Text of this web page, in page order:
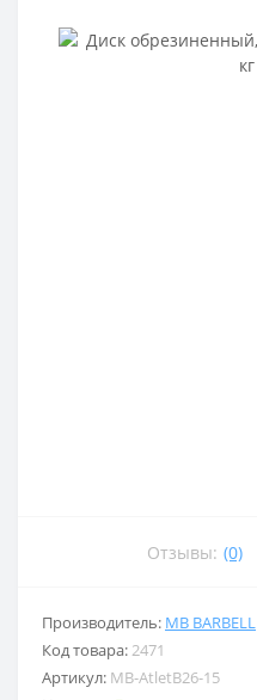
Отзывы: (0)
Производитель: MB BARBELL
Код товара:2471
Артикул: MB-AtletB26-15